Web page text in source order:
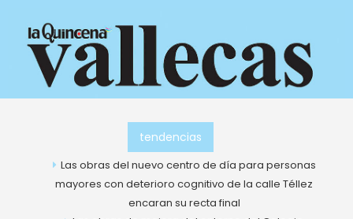
contenido
tendencias
Las obras del nuevo centro de día para personas
mayores con deterioro cognitivo de la calle Téllez
encaran su recta final